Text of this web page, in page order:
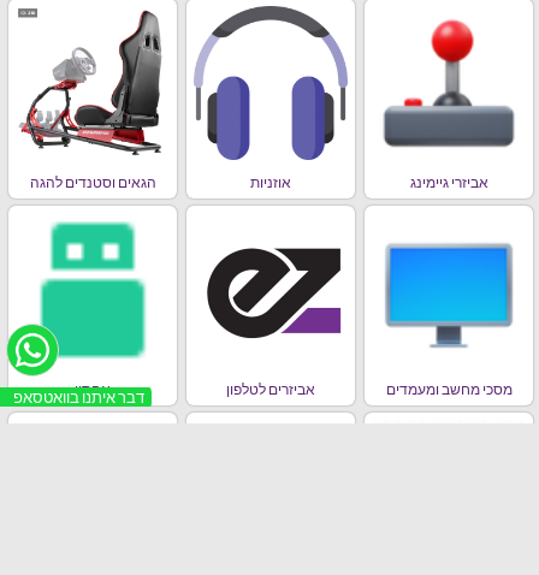
דבר איתנו בוואטסאפ
אביזרי גיימינג אוזניות הגאים וסטנדים להגה
מסכי מחשב ומעמדים אביזרים לטלפון אחסון